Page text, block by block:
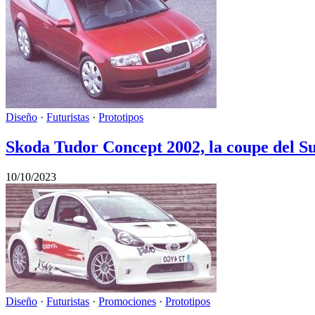
Diseño · Futuristas · Prototipos
Skoda Tudor Concept 2002, la coupe del
10/10/2023
Diseño · Futuristas · Promociones · Prototipos